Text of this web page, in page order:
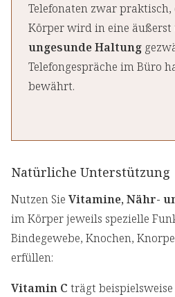
Telefonaten zwar praktisch,
Körper wird in eine äußerst
ungesunde Haltung
Telefongespräche im Büro
bewährt.
Natürliche Unterstützung
Nutzen Sie Vitamine, Nähr-
im Körper jeweils spezielle
Bindegewebe, Knochen,
erfüllen:
Vitamin C trägt